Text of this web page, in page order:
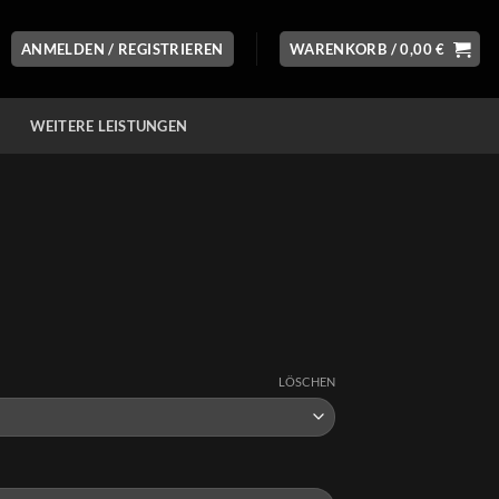
ANMELDEN / REGISTRIEREN WARENKORB /0,00€
WEITERE LEISTUNGEN
LÖSCHEN